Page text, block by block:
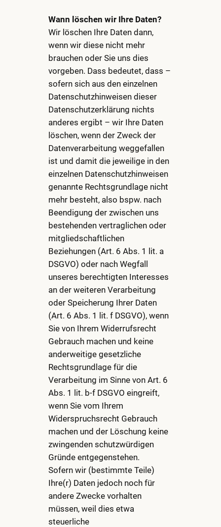
Wann löschen wir Ihre Daten?
Wir löschen Ihre Daten dann,
wenn wir diese nicht mehr
brauchen oder Sie uns dies
vorgeben. Dass bedeutet, dass –
sofern sich aus den einzelnen
Datenschutzhinweisen dieser
Datenschutzerklärung nichts
anderes ergibt – wir Ihre Daten
löschen, wenn der Zweck der
Datenverarbeitung weggefallen
ist und damit die jeweilige in den
einzelnen Datenschutzhinweisen
genannte Rechtsgrundlage nicht
mehr besteht, also bspw. nach
Beendigung der zwischen uns
bestehenden vertraglichen oder
mitgliedschaftlichen
Beziehungen (Art. 6 Abs. 1 lit. a
DSGVO) oder nach Wegfall
unseres berechtigten Interesses
an der weiteren Verarbeitung
oder Speicherung Ihrer Daten
(Art. 6 Abs. 1 lit. f DSGVO), wenn
Sie von Ihrem Widerrufsrecht
Gebrauch machen und keine
anderweitige gesetzliche
Rechtsgrundlage für die
Verarbeitung im Sinne von Art. 6
Abs. 1 lit. b-f DSGVO eingreift,
wenn Sie vom Ihrem
Widerspruchsrecht Gebrauch
machen und der Löschung keine
zwingenden schutzwürdigen
Gründe entgegenstehen.
Sofern wir (bestimmte Teile)
Ihre(r) Daten jedoch noch für
andere Zwecke vorhalten
müssen, weil dies etwa
steuerliche